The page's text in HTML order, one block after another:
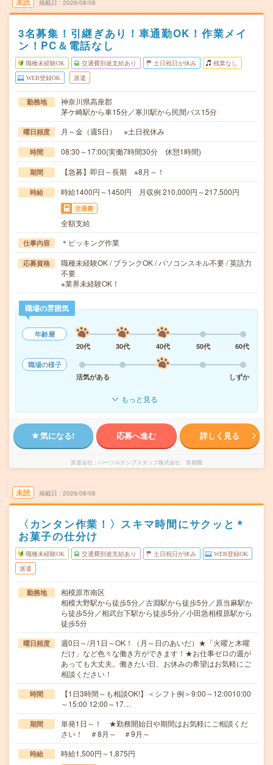
掲載日 2026/08/08
3名募集！引継ぎあり！車通勤OK！作業メイ
ン！PC＆電話なし
職種未経験OK 交通費別途支給あり 土日祝日が休み 残業なし
WEB登録OK 派遣
勤務地
神奈川県高座郡
茅ケ崎駅から車15分／寒川駅から民間バス15分
曜日頻度 月～金（週5日） ※土日祝休み
時間 08:30～17:00(実働7時間30分 休憩1時間)
期間 【急募】即日～長期 ※8月～！
時給 時給1400円～1450円 月収例 210,000円～217,500円
交通費
全額支給
仕事内容 ＊ピッキング作業
応募資格
職種未経験OK / ブランクOK / パソコンスキル不要 / 英語力
不要
※業界未経験OK！
職場の雰囲気
年齢層
20代
30代 40代 50代
60代
職場の様子
活気がある
しずか
もっと見る
気になる! 応募へ進む 詳しく見る
派遣会社 パーソルテンプスタッフ株式会社 首都圏
未読 掲載日 2026/08/08
〈カンタン作業！〉スキマ時間にサクッと＊
お菓子の仕分け
職種未経験OK 交通費別途支給あり 土日祝日が休み WEB登録OK
派遣
勤務地
相模原市南区
相模大野駅から徒歩5分／古淵駅から徒歩5分／原当麻駅か
ら徒歩5分／相武台下駅から徒歩5分／小田急相模原駅から
徒歩5分
曜日頻度
週0日～/月1日～OK！（月～日のあいだ）★「火曜と木曜
だけ」など色々な働き方ができます！★お仕事ゼロの週が
あっても大丈夫。働きたい日、お休みの希望はお気軽にご
相談ください！
時間
【1日3時間～も相談OK!】＜シフト例＞9:00～12:0010:00
～15:00 12:00～17…
期間
単発1日～！ ★勤務開始日や期間はお気軽にご相談くだ
さい！ ＃8月～ ＃9月～
時給 時給1,500円～1,875円